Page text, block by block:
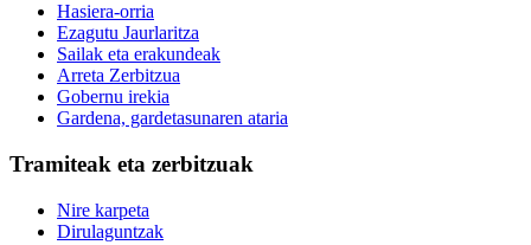
Hasiera-orria
Ezagutu Jaurlaritza
Sailak eta erakundeak
Arreta Zerbitzua
Gobernu irekia
Gardena, gardetasunaren ataria
Tramiteak eta zerbitzuak
Nire karpeta
Dirulaguntzak